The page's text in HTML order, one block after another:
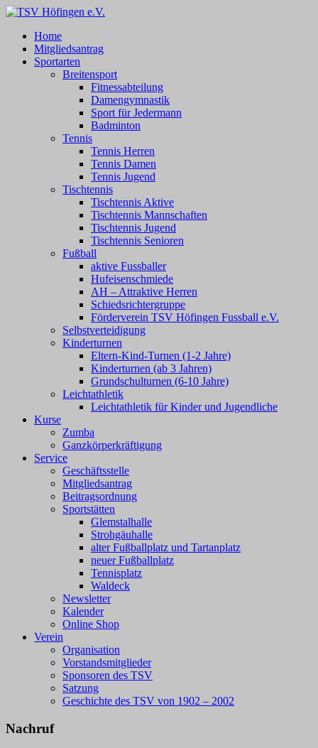
Zum
springen
TSV Höfingen e.V.
TSV Höfingen e.V.
Home
Mitgliedsantrag
Sportarten
Breitensport
Fitnessabteilung
Damengymnastik
Sport für Jedermann
Badminton
Tennis
Tennis Herren
Tennis Damen
Tennis Jugend
Tischtennis
Tischtennis Aktive
Tischtennis Mannschaften
Tischtennis Jugend
Tischtennis Senioren
Fußball
aktive Fussballer
Hufeisenschmiede
AH – Attraktive Herren
Schiedsrichtergruppe
Förderverein TSV Höfingen Fussball e.V.
Selbstverteidigung
Kinderturnen
Eltern-Kind-Turnen (1-2 Jahre)
Kinderturnen (ab 3 Jahren)
Grundschulturnen (6-10 Jahre)
Leichtathletik
Leichtathletik für Kinder und Jugendliche
Kurse
Zumba
Ganzkörperkräftigung
Service
Geschäftsstelle
Mitgliedsantrag
Beitragsordnung
Sportstätten
Glemstalhalle
Strohgäuhalle
alter Fußballplatz und Tartanplatz
neuer Fußballplatz
Tennisplatz
Waldeck
Newsletter
Kalender
Online Shop
Verein
Organisation
Vorstandsmitglieder
Sponsoren des TSV
Satzung
Geschichte des TSV von 1902 – 2002
Nachruf